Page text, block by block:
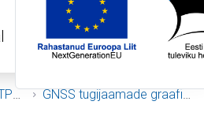
GNSS tugijaamade graafikud